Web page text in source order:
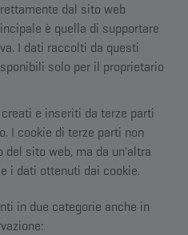
dal sito web
è quella di supportare
I dati raccolti da questi
solo per il proprietario
e inseriti da terze parti
I cookie di terze parti non
sito web, ma da un'altra
i dati ottenuti dai cookie.
in due categorie anche in